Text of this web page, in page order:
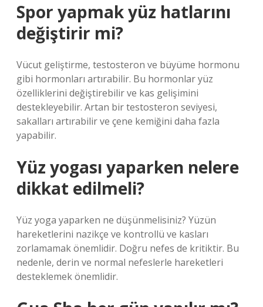
Spor yapmak yüz hatlarını
değiştirir mi?
Vücut geliştirme, testosteron ve büyüme hormonu
gibi hormonları artırabilir. Bu hormonlar yüz
özelliklerini değiştirebilir ve kas gelişimini
destekleyebilir. Artan bir testosteron seviyesi,
sakalları artırabilir ve çene kemiğini daha fazla
yapabilir.
Yüz yogası yaparken nelere
dikkat edilmeli?
Yüz yoga yaparken ne düşünmelisiniz? Yüzün
hareketlerini nazikçe ve kontrollü ve kasları
zorlamamak önemlidir. Doğru nefes de kritiktir. Bu
nedenle, derin ve normal nefeslerle hareketleri
desteklemek önemlidir.